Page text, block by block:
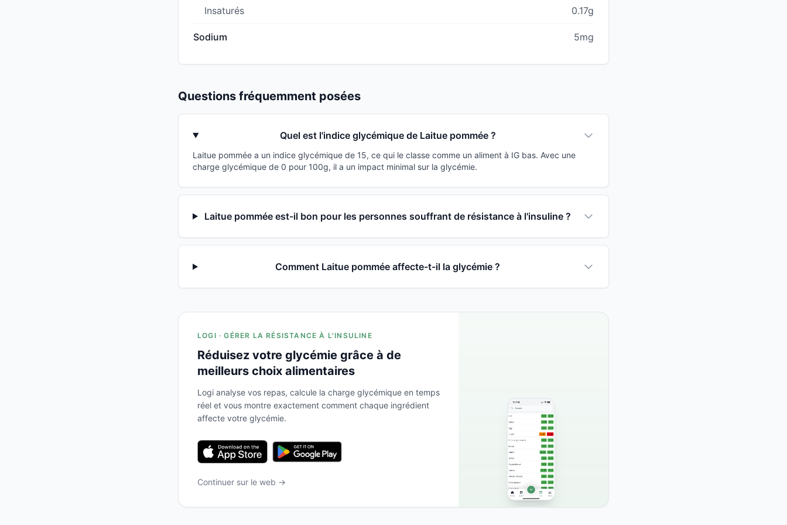
Insaturés 0.17g
Sodium 5mg
Questions fréquemment posées
Quel est l'indice glycémique de Laitue pommée ?
Laitue pommée a un indice glycémique de 15, ce qui le classe comme un aliment à IG bas. Avec une
charge glycémique de 0 pour 100g, il a un impact minimal sur la glycémie.
Laitue pommée est-il bon pour les personnes souffrant de résistance à l'insuline ?
Comment Laitue pommée affecte-t-il la glycémie ?
LOGI · GÉRER LA RÉSISTANCE À L'INSULINE
Réduisez votre glycémie grâce à de
meilleurs choix alimentaires
Logi analyse vos repas, calcule la charge glycémique en temps
réel et vous montre exactement comment chaque ingrédient
affecte votre glycémie.
Continuer sur le web →